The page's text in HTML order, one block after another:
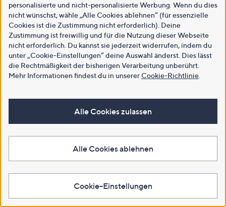
personalisierte und nicht-personalisierte Werbung. Wenn du dies
nicht wünschst, wähle „Alle Cookies ablehnen“ (für essenzielle
Cookies ist die Zustimmung nicht erforderlich). Deine
Zustimmung ist freiwillig und für die Nutzung dieser Webseite
nicht erforderlich. Du kannst sie jederzeit widerrufen, indem du
unter „Cookie-Einstellungen“ deine Auswahl änderst. Dies lässt
die Rechtmäßigkeit der bisherigen Verarbeitung unberührt.
Mehr Informationen findest du in unsererCookie-Richtlinie
Alle Cookies zulassen
Alle Cookies ablehnen
Cookie-Einstellungen